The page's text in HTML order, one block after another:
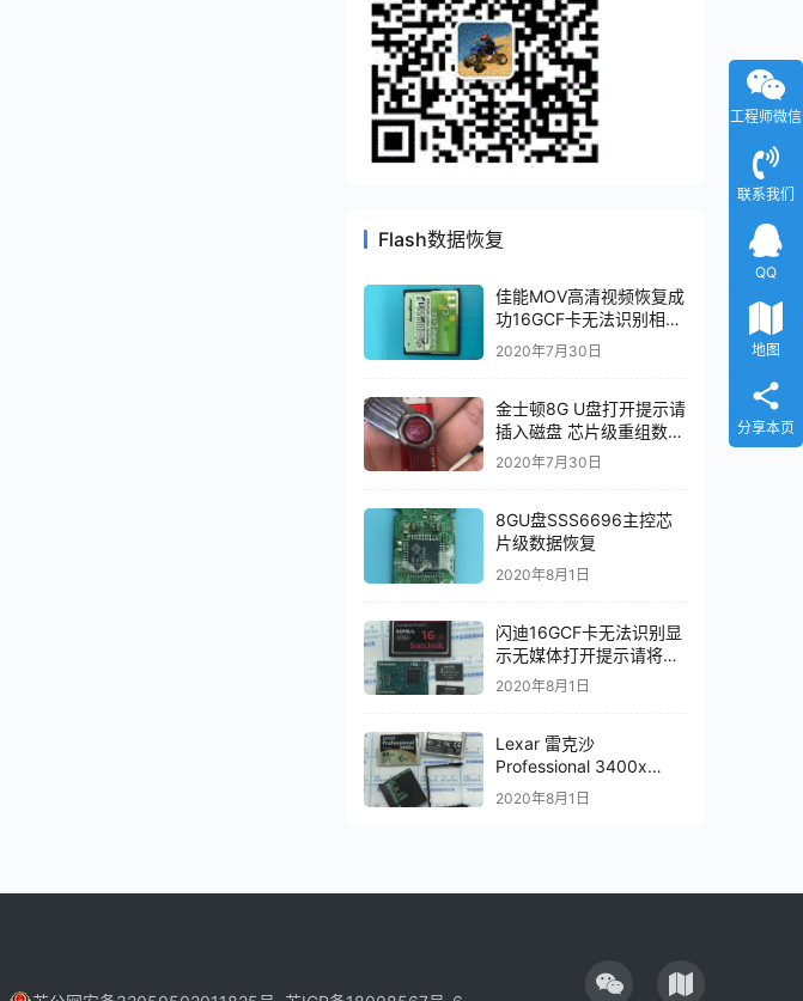
Flash数据恢复
佳能MOV高清视频恢复成
功16GCF卡无法识别相机
卡损坏SM2232T恢复成
2020年7月30日
金士顿8G U盘打开提示请
插入磁盘 芯片级重组数据
恢复成功 完全恢复
2020年7月30日
8GU盘SSS6696主控芯
片级数据恢复
2020年8月1日
闪迪16GCF卡无法识别显
示无媒体打开提示请将磁
盘插入芯片级数据恢复成
2020年8月1日
Lexar 雷克沙
Professional 3400x
CFast 2.0损坏无法识别
数据恢复成功
2020年8月1日
工程师微信
联系我们
QQ
地图
分享本页